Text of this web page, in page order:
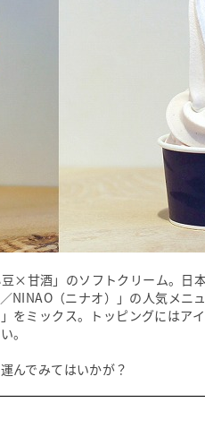
×甘酒」のソフトクリーム。日
NINAO（ニナオ）」の人気メニ
をミックス。トッピングにはア
。
んでみてはいかが？